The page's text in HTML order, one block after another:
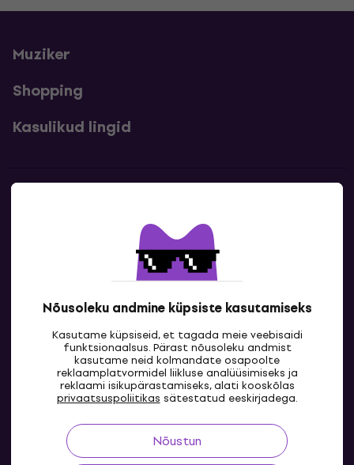
Nõusoleku andmine küpsiste kasutamiseks
Kasutame küpsiseid, et tagada meie veebisaidi
funktsionaalsus. Pärast nõusoleku andmist
kasutame neid kolmandate osapoolte
reklaamplatvormidel liikluse analüüsimiseks ja
reklaami isikupärastamiseks, alati kooskõlas
privaatsuspoliitikas sätestatud eeskirjadega.
Nõustun
Muziker
Shopping
Kasulikud lingid
Kontaktandmed
EE